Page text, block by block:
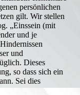
persönlichen
gilt. Wir stellen
„Einssein (mit
und je
und
Dieses
so dass sich ein
Sei dies